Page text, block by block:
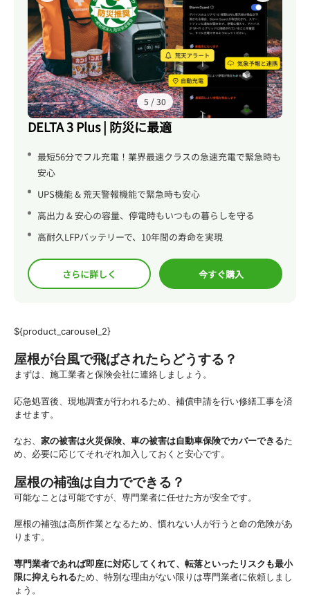
6 /30
DELTA 3 Plus | 防災に最適
最短56分でフル充電！業界最速クラスの急速充電で緊急時も
安心
UPS機能 & 荒天警報機能で緊急時も安心
高出力 & 安心の容量、停電時もいつもの暮らしを守る
高耐久LFPバッテリーで、10年間の寿命を実現
さらに詳しく 今すぐ購入
${product_carousel_2}
屋根が台風で飛ばされたらどうする？
まずは、施工業者と保険会社に連絡しましょう。
応急処置後、現地調査が行われるため、補償申請を行い修繕工事を済
ませます。
なお、 家の被害は火災保険、車の被害は自動車保険でカバーできるた
め、必要に応じてそれぞれ加入しておくと安心です。
屋根の補強は自力でできる？
可能なことは可能ですが、専門業者に任せた方が安全です。
屋根の補強は高所作業となるため、慣れない人が行うと命の危険があ
ります。
専門業者であれば即座に対応してくれて、転落といったリスクも最小
限に抑えられるため、特別な理由がない限りは専門業者に依頼しまし
ょう。